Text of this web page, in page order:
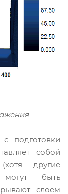
с подготовки
собой
другие
быть
слоем